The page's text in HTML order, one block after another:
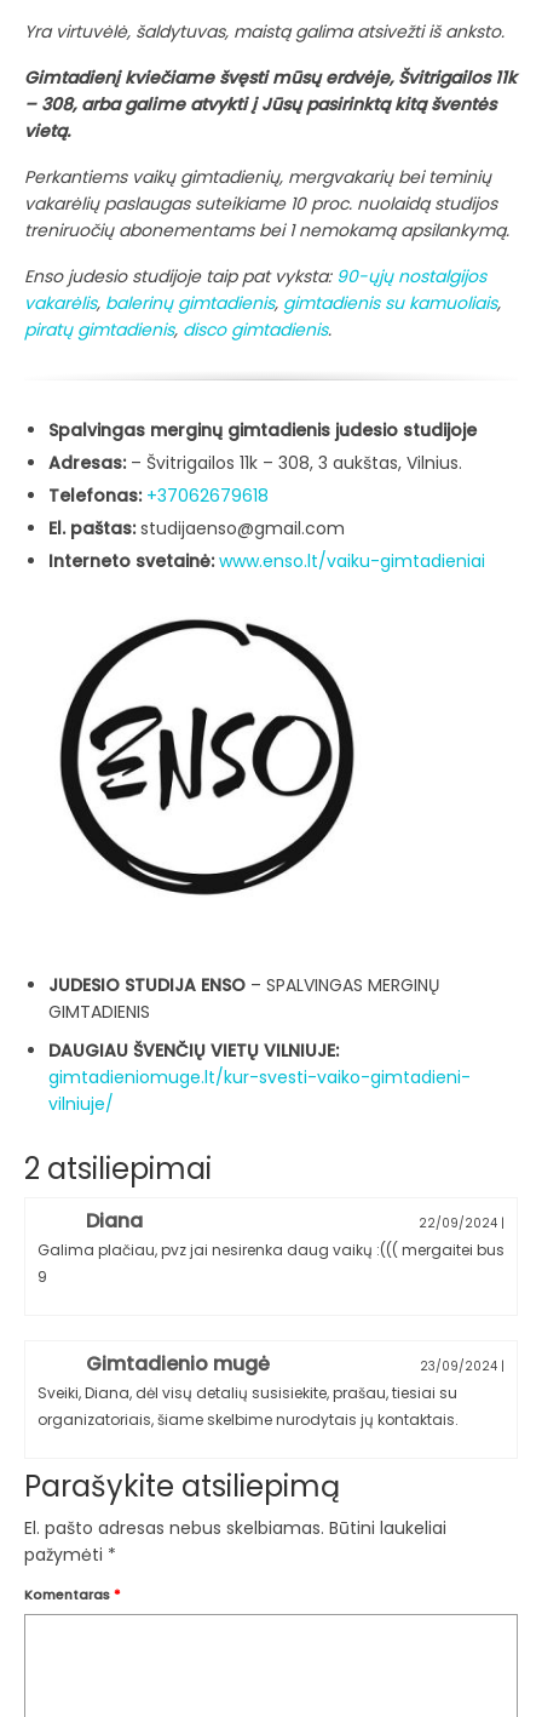
Yra virtuvėlė, šaldytuvas, maistą galima atsivežti iš anksto.
Gimtadienį kviečiame švęsti mūsų erdvėje, Švitrigailos 11k
– 308, arba galime atvykti į Jūsų pasirinktą kitą šventės
vietą.
Perkantiems vaikų gimtadienių, mergvakarių bei teminių
vakarėlių paslaugas suteikiame 10 proc. nuolaidą studijos
treniruočių abonementams bei 1 nemokamą apsilankymą.
Enso judesio studijoje taip pat vyksta: 90-ųjų nostalgijos
vakarėlis, balerinų gimtadienis, gimtadienis su kamuoliais,
piratų gimtadienis, disco gimtadienis.
Spalvingas merginų gimtadienis judesio studijoje
Adresas:– Švitrigailos 11k – 308, 3 aukštas, Vilnius.
Telefonas: +37062679618
El. paštas:studijaenso@gmail.com​
Interneto svetainė: www.enso.lt/vaiku-gimtadieniai
JUDESIO STUDIJA ENSO – SPALVINGAS MERGINŲ
GIMTADIENIS
DAUGIAU ŠVENČIŲ VIETŲ VILNIUJE:
gimtadieniomuge.lt/kur-svesti-vaiko-gimtadieni-
vilniuje/
2 atsiliepimai
Diana 22/09/2024 |
Galima plačiau, pvz jai nesirenka daug vaikų :((( mergaitei bus
9
Gimtadienio mugė 23/09/2024 |
Sveiki, Diana, dėl visų detalių susisiekite, prašau, tiesiai su
organizatoriais, šiame skelbime nurodytais jų kontaktais.
Parašykite atsiliepimą
El. pašto adresas nebus skelbiamas. Būtini laukeliai
pažymėti *
Komentaras*